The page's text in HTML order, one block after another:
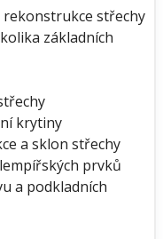
rekonstrukce střechy
základních
krytiny
a sklon střechy
prvků
a podkladních